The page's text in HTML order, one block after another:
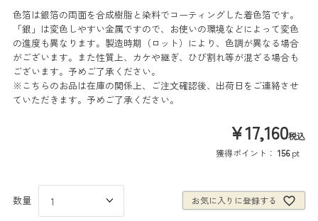
色箔は銀箔の両面を合成樹脂と染料でコーティングした着色箔です。
「銀」は変色しやすい金属ですので、お使いの環境などによって変色
の進度も異なります。製造時期（ロット）により、色調が異なる場合
がございます。また性質上、カケや継ぎ、ひび割れ等が混ざる場合も
ございます。予めご了承ください。
※こちらのお品は在庫の関係上、ご注文確認後、出荷日をご連絡させ
ていただきます。予めご了承ください。
¥17,160税込
獲得ポイント： 156 pt
お気に入りに登録する